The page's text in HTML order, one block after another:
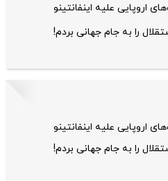
اروپایی علیه اینفانتینو
را به جام جهانی بردم!
اروپایی علیه اینفانتینو
را به جام جهانی بردم!